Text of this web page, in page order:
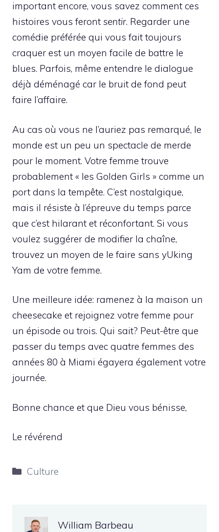
important encore, vous savez comment ces
histoires vous feront sentir. Regarder une
comédie préférée qui vous fait toujours
craquer est un moyen facile de battre le
blues. Parfois, même entendre le dialogue
déjà déménagé car le bruit de fond peut
faire l’affaire.
Au cas où vous ne l’auriez pas remarqué, le
monde est un peu un spectacle de merde
pour le moment. Votre femme trouve
probablement « les Golden Girls » comme un
port dans la tempête. C’est nostalgique,
mais il résiste à l’épreuve du temps parce
que c’est hilarant et réconfortant. Si vous
voulez suggérer de modifier la chaîne,
trouvez un moyen de le faire sans yUking
Yam de votre femme.
Une meilleure idée: ramenez à la maison un
cheesecake et rejoignez votre femme pour
un épisode ou trois. Qui sait? Peut-être que
passer du temps avec quatre femmes des
années 80 à Miami égayera également votre
journée.
Bonne chance et que Dieu vous bénisse,
Le révérend
Catégories
Culture
William Barbeau